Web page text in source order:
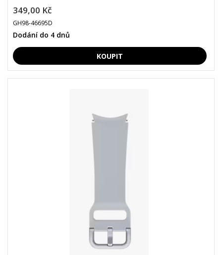
349,00 Kč
GH98-46695D
Dodání do 4 dnů